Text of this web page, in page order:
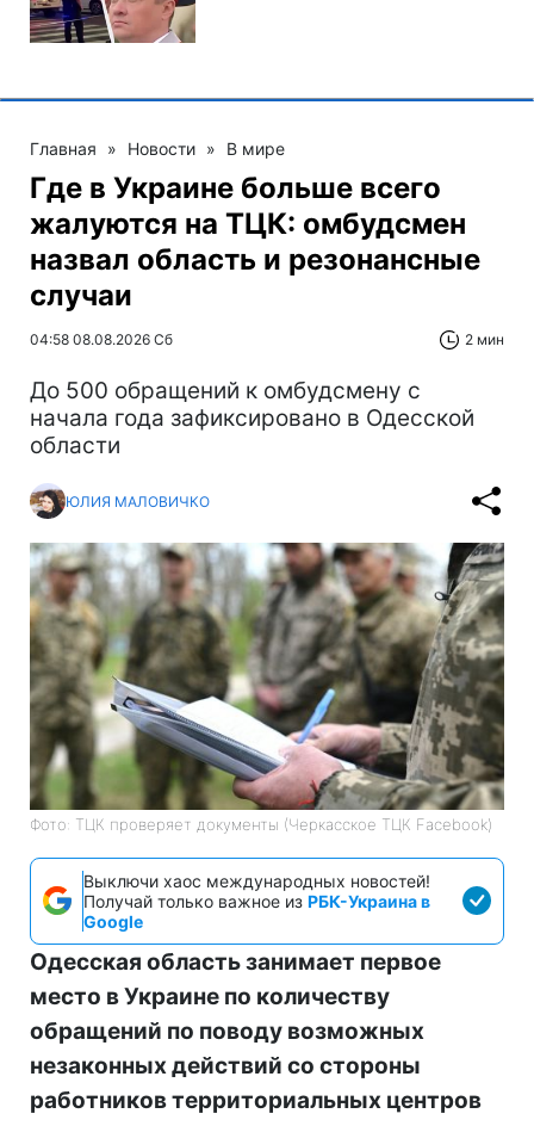
Главная » Новости » В мире
Где в Украине больше всего
жалуются на ТЦК: омбудсмен
назвал область и резонансные
случаи
04:58 08.08.2026 Сб 2 мин
До 500 обращений к омбудсмену с
начала года зафиксировано в Одесской
области
ЮЛИЯ МАЛОВИЧКО
Фото: ТЦК проверяет документы (Черкасское ТЦК Facebook)
Выключи хаос международных новостей!
Получай только важное из РБК-Украина в
Google
Одесская область занимает первое
место в Украине по количеству
обращений по поводу возможных
незаконных действий со стороны
работников территориальных центров